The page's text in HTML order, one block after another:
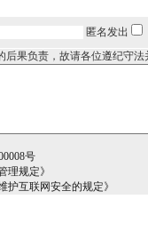
匿名发出
后果负责，故请各位遵纪守
号
理规定》
护互联网安全的规定》